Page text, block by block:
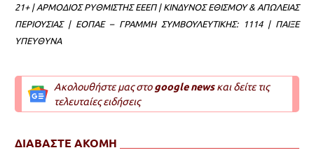
21+ | ΑΡΜΟΔΙΟΣ ΡΥΘΜΙΣΤΗΣ ΕΕΕΠ | ΚΙΝΔΥΝΟΣ ΕΘΙΣΜΟΥ & ΑΠΩΛΕΙΑΣ
ΠΕΡΙΟΥΣΙΑΣ | ΕΟΠΑΕ – ΓΡΑΜΜΗ ΣΥΜΒΟΥΛΕΥΤΙΚΗΣ: 1114 | ΠΑΙΞΕ
ΥΠΕΥΘΥΝΑ
Ακολουθήστε μας στοgoogle newsκαι δείτε τις
τελευταίες ειδήσεις
ΔΙΑΒΑΣΤΕ ΑΚΟΜΗ